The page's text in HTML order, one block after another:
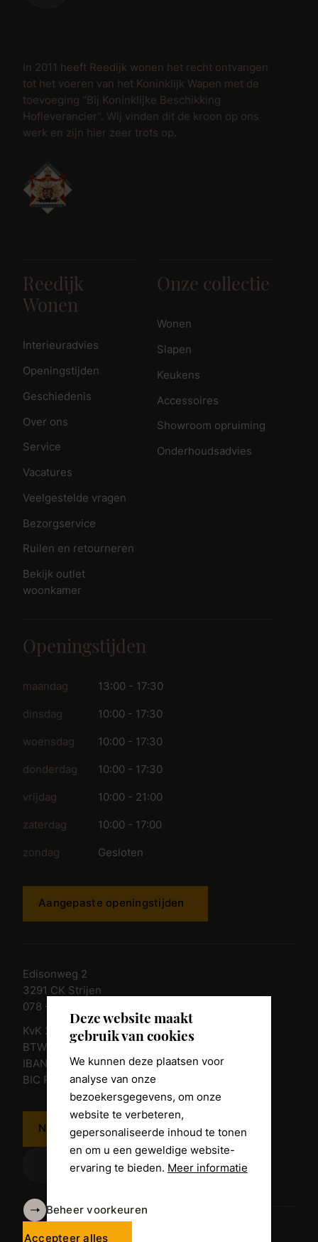
Deze website maakt
gebruik van cookies
We kunnen deze plaatsen voor
analyse van onze
bezoekersgegevens, om onze
website te verbeteren,
gepersonaliseerde inhoud te tonen
en om u een geweldige website-
ervaring te bieden. Meer informatie
Beheer voorkeuren
Accepteer alles
In 2011 heeft Reedijk wonen het recht ontvangen
tot het voeren van het Koninklijk Wapen met de
toevoeging “Bij Koninklijke Beschikking
Hofleverancier”. Wij vinden dit de kroon op ons
werk en zijn hier zeer trots op.
Reedijk
Wonen
Interieuradvies
Openingstijden
Geschiedenis
Over ons
Service
Vacatures
Veelgestelde vragen
Bezorgservice
Ruilen en retourneren
Bekijk outlet
woonkamer
Onze collectie
Wonen
Slapen
Keukens
Accessoires
Showroom opruiming
Onderhoudsadvies
Openingstijden
maandag 13:00 - 17:30
dinsdag 10:00 - 17:30
woensdag 10:00 - 17:30
donderdag 10:00 - 17:30
vrijdag 10:00 - 21:00
zaterdag 10:00 - 17:00
zondag Gesloten
Aangepaste openingstijden
Edisonweg 2
3291 CK Strijen
078 - 674 84 85
KvK 23011135
BTW nr. NL 805098938.B.01
IBAN NL10 RABO 0361 8039 58
BIC RABONL2U
Neem contact op
Algemene voorwaarden